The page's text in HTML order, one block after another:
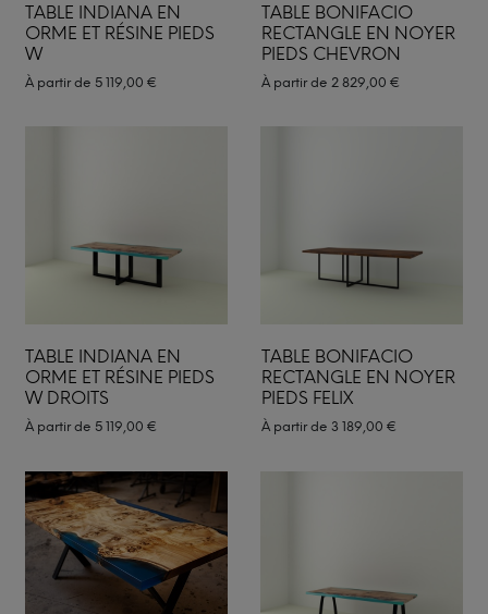
TABLE INDIANA EN
ORME ET RÉSINE PIEDS
W
À partir de 5 119,00 €
TABLE BONIFACIO
RECTANGLE EN NOYER
PIEDS CHEVRON
À partir de 2 829,00 €
TABLE INDIANA EN
ORME ET RÉSINE PIEDS
W DROITS
À partir de 5 119,00 €
TABLE BONIFACIO
RECTANGLE EN NOYER
PIEDS FELIX
À partir de 3 189,00 €